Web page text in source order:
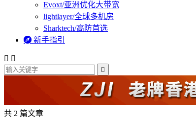
Evoxt/亚洲优化大带宽
lightlayer/全球多机房
Sharktech/高防首选
 新手指引
 

共 2 篇文章